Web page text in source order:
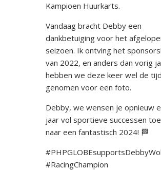
Kampioen Huurkarts.
Vandaag bracht Debby een
dankbetuiging voor het
seizoen. Ik ontving het
van 2022, en anders dan vorig
hebben we deze keer wel de tijd
genomen voor een foto.
Debby, we wensen je opnieuw
jaar vol sportieve successen
naar een fantastisch 2024! 🏁
#RacingChampion